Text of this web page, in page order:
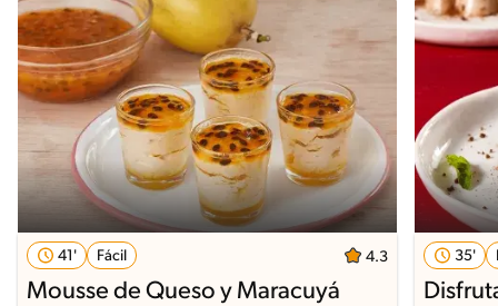
41' Fácil 4.3
Mousse de Queso y Maracuyá
35'